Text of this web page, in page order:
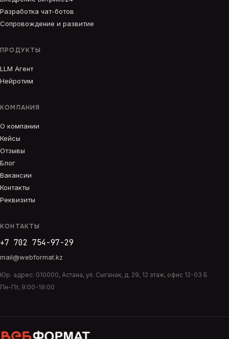
Разработка чат-ботов
Сопровождение и развитие
ПРОДУКТЫ
LLM Агент
Нейротим
КОМПАНИЯ
О компании
Кейсы
Отзывы
Блог
Вакансии
Контакты
Реквизиты
КОНТАКТЫ
+7 702 754-97-29
mail@webformat.kz
Юр. адрес: 010000, Астана, ул. Сыганак, д. 29, 12 этаж, офис 12-03 Б
Пн-Пт, 9:00-19:00